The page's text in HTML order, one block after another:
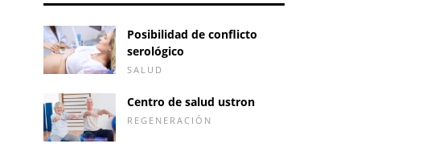
Posibilidad de conflicto
serológico
SALUD
Centro de salud ustron
REGENERACIÓN